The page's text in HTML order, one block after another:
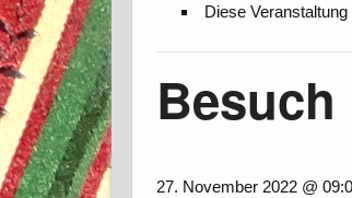
Diese
27. November 2022 @